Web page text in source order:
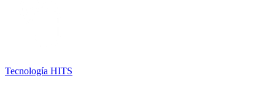
Tecnología HITS